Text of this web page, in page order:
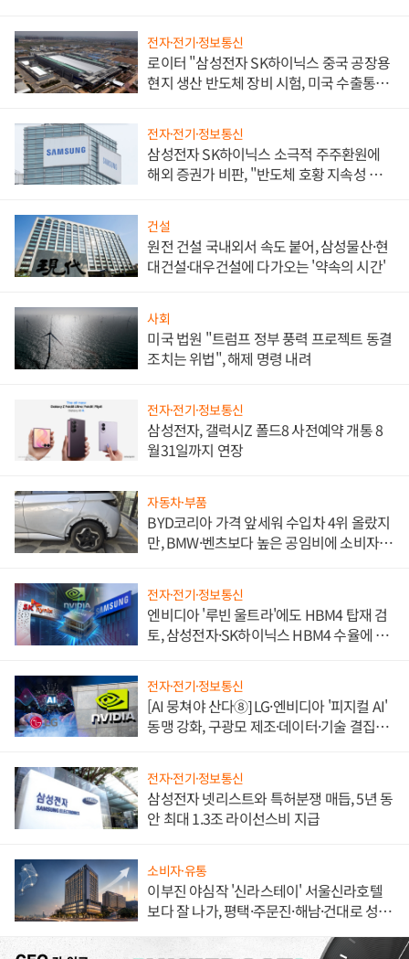
전자·전기·정보통신
로이터 "삼성전자 SK하이닉스 중국 공장용
현지 생산 반도체 장비 시험, 미국 수출통제
전자·전기·정보통신
삼성전자 SK하이닉스 소극적 주주환원에
해외 증권가 비판, "반도체 호황 지속성 의
건설
원전 건설 국내외서 속도 붙어, 삼성물산·현
대건설·대우건설에 다가오는 '약속의 시간'
사회
미국 법원 "트럼프 정부 풍력 프로젝트 동결
조치는 위법", 해제 명령 내려
전자·전기·정보통신
삼성전자, 갤럭시Z 폴드8 사전예약 개통 8
월31일까지 연장
자동차·부품
BYD코리아 가격 앞세워 수입차 4위 올랐지
만, BMW·벤츠보다 높은 공임비에 소비자
전자·전기·정보통신
엔비디아 '루빈 울트라'에도 HBM4 탑재 검
토, 삼성전자·SK하이닉스 HBM4 수율에 주
전자·전기·정보통신
[AI 뭉쳐야 산다⑧] LG·엔비디아 '피지컬 AI'
동맹 강화, 구광모 제조·데이터·기술 결집
전자·전기·정보통신
삼성전자 넷리스트와 특허분쟁 매듭, 5년 동
안 최대 1.3조 라이선스비 지급
소비자·유통
이부진 야심작 '신라스테이' 서울신라호텔
보다 잘 나가, 평택·주문진·해남·건대로 성